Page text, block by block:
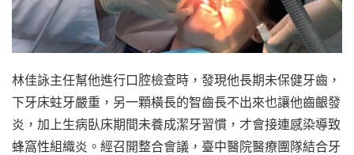
林佳詠主任幫他進行口腔檢查時，發現他長期未保健牙齒，
下牙床蛀牙嚴重，另一顆橫長的智齒長不出來也讓他齒齦發
炎，加上生病臥床期間未養成潔牙習慣，才會接連感染導致
蜂窩性組織炎。經召開整合會議，臺中醫院醫療團隊結合牙